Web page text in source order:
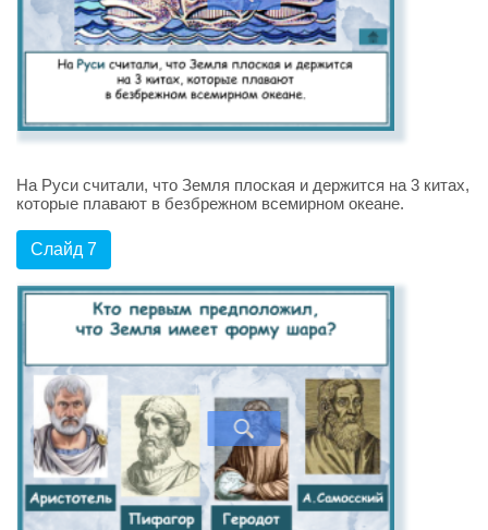
На Руси считали, что Земля плоская и держится на 3 китах,
которые плавают в безбрежном всемирном океане.
Слайд 7